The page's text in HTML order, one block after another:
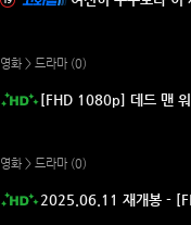
영화 > 드라마 (0)
[FHD 1080p] 데드 맨
영화 > 드라마 (0)
2025.06.11 재개봉 -